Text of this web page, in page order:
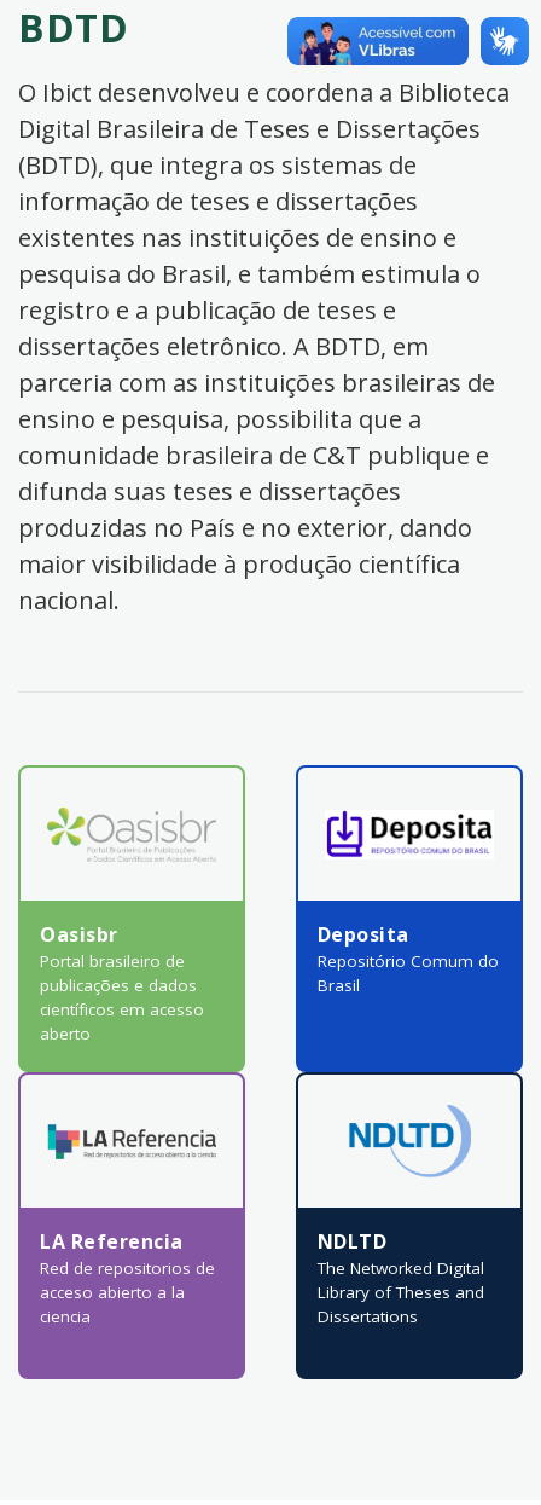
BDTD
O Ibict desenvolveu e coordena a Biblioteca
Digital Brasileira de Teses e Dissertações
(BDTD), que integra os sistemas de
informação de teses e dissertações
existentes nas instituições de ensino e
pesquisa do Brasil, e também estimula o
registro e a publicação de teses e
dissertações eletrônico. A BDTD, em
parceria com as instituições brasileiras de
ensino e pesquisa, possibilita que a
comunidade brasileira de C&T publique e
difunda suas teses e dissertações
produzidas no País e no exterior, dando
maior visibilidade à produção científica
nacional.
Oasisbr
Portal brasileiro de
publicações e dados
científicos em acesso
aberto
Deposita
Repositório Comum do
Brasil
LA Referencia
Red de repositorios de
acceso abierto a la
ciencia
NDLTD
The Networked Digital
Library of Theses and
Dissertations